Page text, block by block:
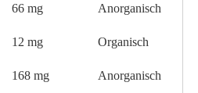
66 mg Anorganisch
12 mg Organisch
168 mg Anorganisch